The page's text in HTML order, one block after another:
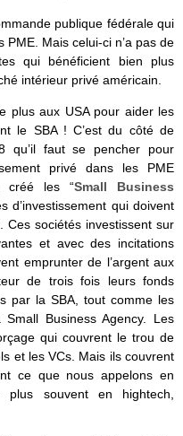
publique fédérale qui
Mais celui-ci n’a pas de
qui bénéficient bien plus
intérieur privé américain.
plus aux USA pour aider les
le SBA ! C’est du côté de
qu’il faut se pencher pour
privé dans les PME
créé les “Small Business
d’investissement qui doivent
sociétés investissent sur
et avec des incitations
emprunter de l’argent aux
de trois fois leurs fonds
par la SBA, tout comme les
Business Agency. Les
qui couvrent le trou de
et les VCs. Mais ils couvrent
ce que nous appelons en
plus souvent en hightech,